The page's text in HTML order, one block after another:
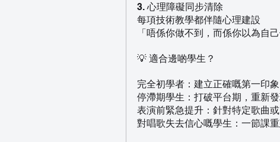
3. 心理障礙同步清除
每項技術教學都伴隨心理建設
「唔係你做不到，而係你以為自己
💡 適合邊啲學生？
完全初學者：建立正確嘅第一印
停滯期學生：打破平台期，重新
表演前緊急提升：針對特定歌曲
對唱歌失去信心嘅學生：一節課